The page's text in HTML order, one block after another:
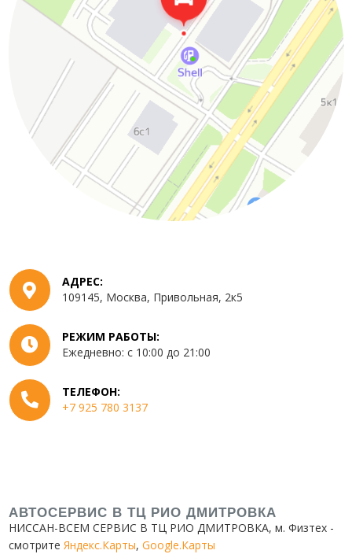
Яндекс.Карты
Google.Карты
АДРЕС:
109145, Москва, Привольная, 2к5
РЕЖИМ РАБОТЫ:
Ежедневно: с 10:00 до 21:00
ТЕЛЕФОН:
+7 925 780 3137
АВТОСЕРВИС В ТЦ РИО ДМИТРОВКА
НИССАН-ВСЕМ СЕРВИС В ТЦ РИО ДМИТРОВКА, м. Физтех -
смотрите Яндекс.Карты, Google.Карты